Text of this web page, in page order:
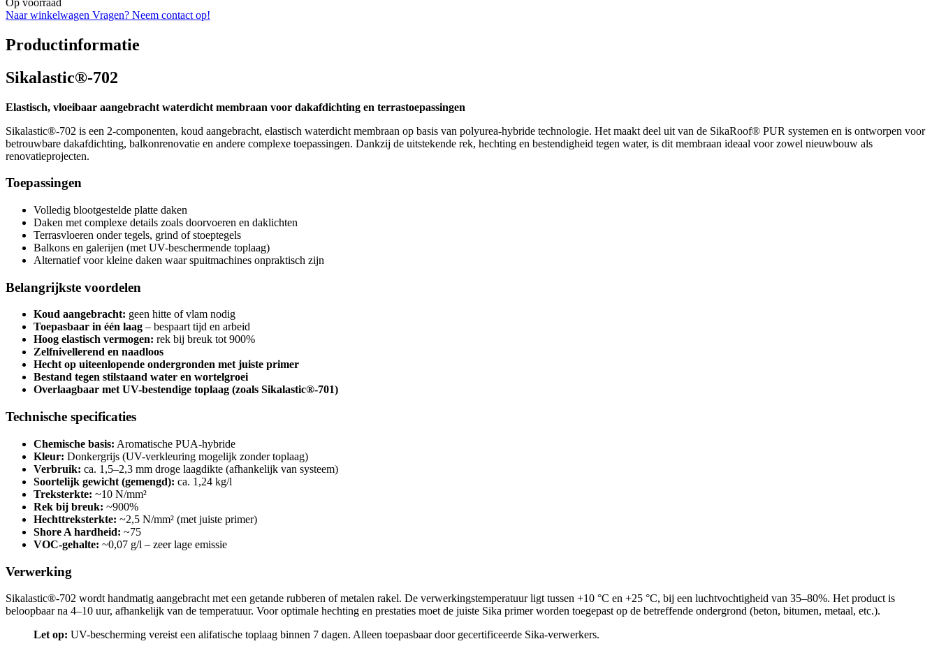
Naar winkelwagen Vragen? Neem contact op!
Productinformatie
Sikalastic®-702
Elastisch, vloeibaar aangebracht waterdicht membraan voor dakafdichting en terrastoepassingen
Sikalastic®-702 is een 2-componenten, koud aangebracht, elastisch waterdicht membraan op basis van polyurea-hybride technologie. Het maakt deel uit van de SikaRoof® PUR systemen en is ontworpen voor
betrouwbare dakafdichting, balkonrenovatie en andere complexe toepassingen. Dankzij de uitstekende rek, hechting en bestendigheid tegen water, is dit membraan ideaal voor zowel nieuwbouw als
renovatieprojecten.
Toepassingen
Volledig blootgestelde platte daken
Daken met complexe details zoals doorvoeren en daklichten
Terrasvloeren onder tegels, grind of stoeptegels
Balkons en galerijen (met UV-beschermende toplaag)
Alternatief voor kleine daken waar spuitmachines onpraktisch zijn
Belangrijkste voordelen
Koud aangebracht: geen hitte of vlam nodig
Toepasbaar in één laag – bespaart tijd en arbeid
Hoog elastisch vermogen: rek bij breuk tot 900%
Zelfnivellerend en naadloos
Hecht op uiteenlopende ondergronden met juiste primer
Bestand tegen stilstaand water en wortelgroei
Overlaagbaar met UV-bestendige toplaag (zoals Sikalastic®-701)
Technische specificaties
Chemische basis: Aromatische PUA-hybride
Kleur: Donkergrijs (UV-verkleuring mogelijk zonder toplaag)
Verbruik: ca. 1,5–2,3 mm droge laagdikte (afhankelijk van systeem)
Soortelijk gewicht (gemengd): ca. 1,24 kg/l
Treksterkte: ~10 N/mm²
Rek bij breuk: ~900%
Hechttreksterkte: ~2,5 N/mm² (met juiste primer)
Shore A hardheid: ~75
VOC-gehalte: ~0,07 g/l – zeer lage emissie
Verwerking
Sikalastic®-702 wordt handmatig aangebracht met een getande rubberen of metalen rakel. De verwerkingstemperatuur ligt tussen +10 °C en +25 °C, bij een luchtvochtigheid van 35–80%. Het product is
beloopbaar na 4–10 uur, afhankelijk van de temperatuur. Voor optimale hechting en prestaties moet de juiste Sika primer worden toegepast op de betreffende ondergrond (beton, bitumen, metaal, etc.).
Let op: UV-bescherming vereist een alifatische toplaag binnen 7 dagen. Alleen toepasbaar door gecertificeerde Sika-verwerkers.